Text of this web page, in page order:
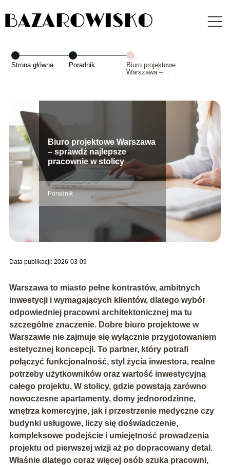
Strona główna Poradnik
Biuro projektowe
Warszawa –
stolicy
Biuro projektowe Warszawa
– sprawdź najlepsze
pracownie w stolicy
Poradnik
Data publikacji: 2026-03-09
Warszawa to miasto pełne kontrastów, ambitnych
inwestycji i wymagających klientów, dlatego wybór
odpowiedniej pracowni architektonicznej ma tu
szczególne znaczenie. Dobre biuro projektowe w
Warszawie nie zajmuje się wyłącznie przygotowaniem
estetycznej koncepcji. To partner, który potrafi
połączyć funkcjonalność, styl życia inwestora, realne
potrzeby użytkowników oraz wartość inwestycyjną
całego projektu. W stolicy, gdzie powstają zarówno
nowoczesne apartamenty, domy jednorodzinne,
wnętrza komercyjne, jak i przestrzenie medyczne czy
budynki usługowe, liczy się doświadczenie,
kompleksowe podejście i umiejętność prowadzenia
projektu od pierwszej wizji aż po dopracowany detal.
Właśnie dlatego coraz więcej osób szuka pracowni,